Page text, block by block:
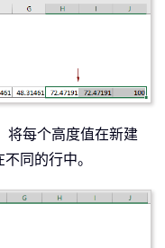
将每个高度值在新建
同的行中。